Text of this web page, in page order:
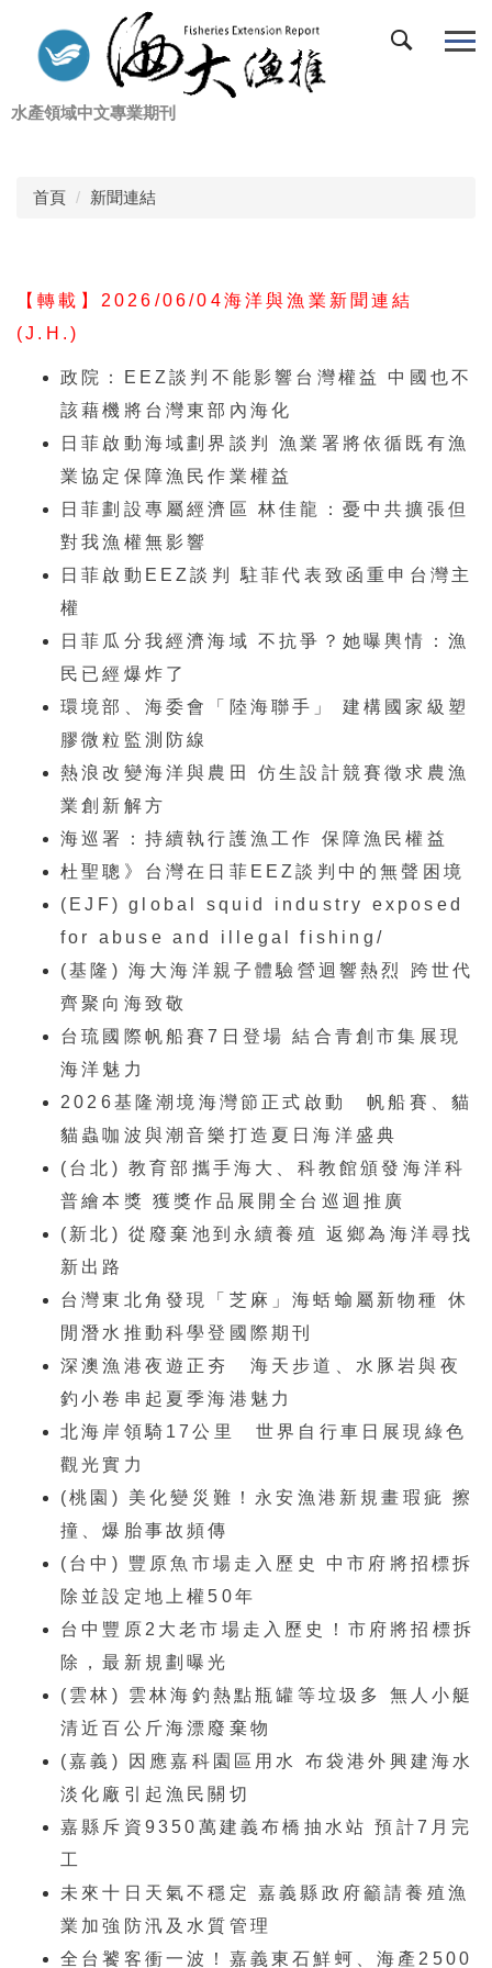
內
水產領域中文專業期刊
首頁 新聞連結
【轉載】2026/06/04海洋與漁業新聞連結
(J.H.)
政院：EEZ談判不能影響台灣權益 中國也不
該藉機將台灣東部內海化
日菲啟動海域劃界談判 漁業署將依循既有漁
業協定保障漁民作業權益
日菲劃設專屬經濟區 林佳龍：憂中共擴張但
對我漁權無影響
日菲啟動EEZ談判 駐菲代表致函重申台灣主
權
日菲瓜分我經濟海域 不抗爭？她曝輿情：漁
民已經爆炸了
環境部、海委會「陸海聯手」 建構國家級塑
膠微粒監測防線
熱浪改變海洋與農田 仿生設計競賽徵求農漁
業創新解方
海巡署：持續執行護漁工作 保障漁民權益
杜聖聰》台灣在日菲EEZ談判中的無聲困境
(EJF) global squid industry exposed
for abuse and illegal fishing/
(基隆) 海大海洋親子體驗營迴響熱烈 跨世代
齊聚向海致敬
台琉國際帆船賽7日登場 結合青創市集展現
海洋魅力
2026基隆潮境海灣節正式啟動 帆船賽、貓
貓蟲咖波與潮音樂打造夏日海洋盛典
(台北) 教育部攜手海大、科教館頒發海洋科
普繪本獎 獲獎作品展開全台巡迴推廣
(新北) 從廢棄池到永續養殖 返鄉為海洋尋找
新出路
台灣東北角發現「芝麻」海蛞蝓屬新物種 休
閒潛水推動科學登國際期刊
深澳漁港夜遊正夯 海天步道、水豚岩與夜
釣小卷串起夏季海港魅力
北海岸領騎17公里 世界自行車日展現綠色
觀光實力
(桃園) 美化變災難！永安漁港新規畫瑕疵 擦
撞、爆胎事故頻傳
(台中) 豐原魚市場走入歷史 中市府將招標拆
除並設定地上權50年
台中豐原2大老市場走入歷史！市府將招標拆
除，最新規劃曝光
(雲林) 雲林海釣熱點瓶罐等垃圾多 無人小艇
清近百公斤海漂廢棄物
(嘉義) 因應嘉科園區用水 布袋港外興建海水
淡化廠引起漁民關切
嘉縣斥資9350萬建義布橋抽水站 預計7月完
工
未來十日天氣不穩定 嘉義縣政府籲請養殖漁
業加強防汛及水質管理
全台饕客衝一波！嘉義東石鮮蚵、海產2500